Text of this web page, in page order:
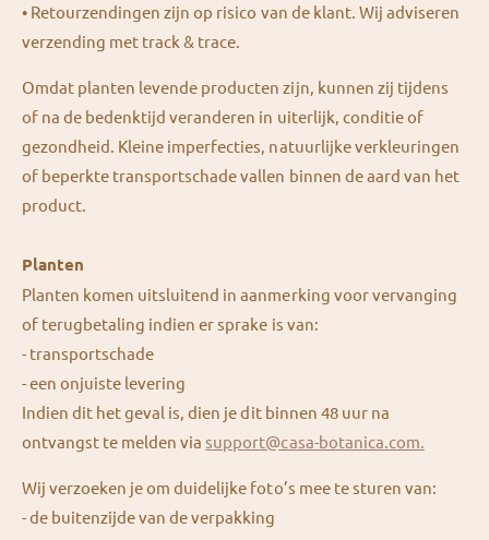
•⁠ ⁠Retourzendingen zijn op risico van de klant. Wij adviseren
verzending met track & trace.
Omdat planten levende producten zijn, kunnen zij tijdens
of na de bedenktijd veranderen in uiterlijk, conditie of
gezondheid. Kleine imperfecties, natuurlijke verkleuringen
of beperkte transportschade vallen binnen de aard van het
product.
Planten
Planten komen uitsluitend in aanmerking voor vervanging
of terugbetaling indien er sprake is van:
- transportschade
- een onjuiste levering
Indien dit het geval is, dien je dit binnen 48 uur na
ontvangst te melden via support@casa-botanica.com.
Wij verzoeken je om duidelijke foto’s mee te sturen van:
- de buitenzijde van de verpakking